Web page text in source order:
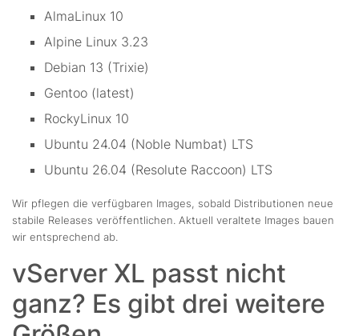
AlmaLinux 10
Alpine Linux 3.23
Debian 13 (Trixie)
Gentoo (latest)
RockyLinux 10
Ubuntu 24.04 (Noble Numbat) LTS
Ubuntu 26.04 (Resolute Raccoon) LTS
Wir pflegen die verfügbaren Images, sobald Distributionen neue
stabile Releases veröffentlichen. Aktuell veraltete Images bauen
wir entsprechend ab.
vServer XL passt nicht
ganz? Es gibt drei weitere